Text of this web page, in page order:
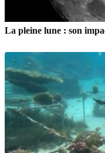
La pleine lune : son